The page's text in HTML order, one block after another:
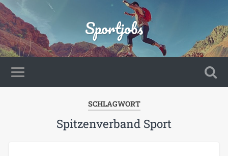
Sportjobs
SCHLAGWORT
Spitzenverband Sport